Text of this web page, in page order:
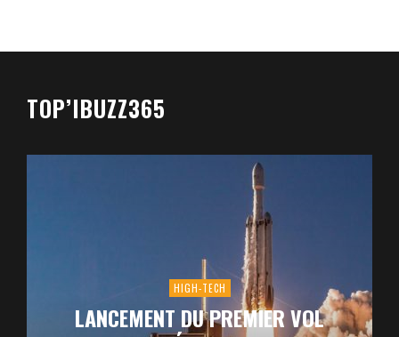
TOP’IBUZZ365
HIGH-TECH
LANCEMENT DU PREMIER VOL